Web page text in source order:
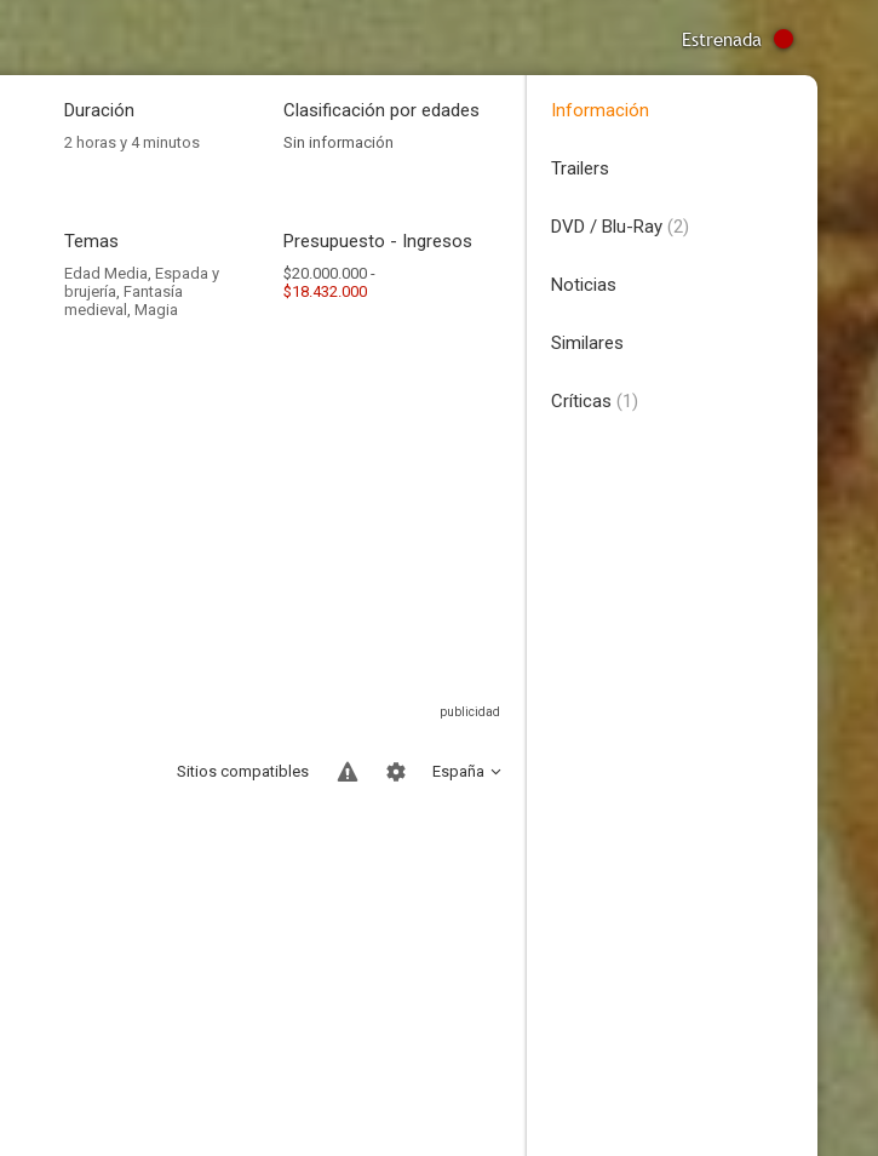
Estrenada
Duración
2 horas y 4 minutos
Clasificación por edades
Sin información
Temas
Edad Media, Espada y
brujería, Fantasía
medieval , Magia
Presupuesto - Ingresos
$20.000.000 -
$18.432.000
España
Sitios compatibles
Información
Trailers
DVD / Blu-Ray (2)
Noticias
Similares
Críticas (1)